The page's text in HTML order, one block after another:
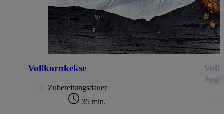
Vollkornkekse
Zubereitungsdauer
35 min.